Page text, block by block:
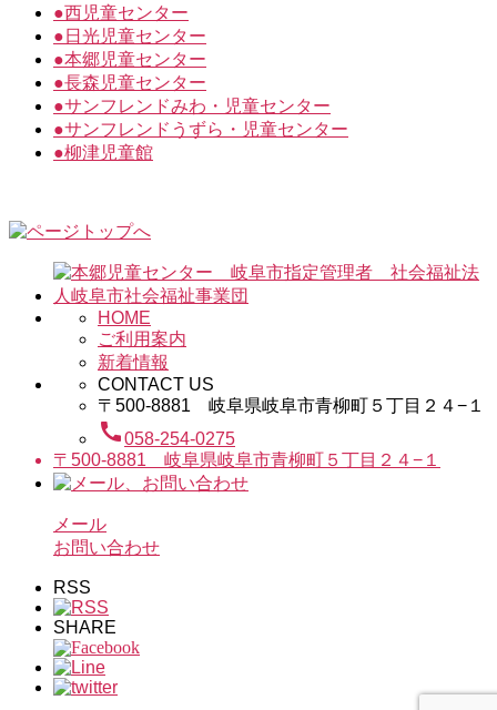
●西児童センター
● 日光児童センター
●本郷児童センター
●長森児童センター
●サンフレンドみわ・児童センター
●サンフレンドうずら・児童センター
●柳津児童館
HOME
ご利用案内
新着情報
CONTACT US
〒500-8881 岐阜県岐阜市青柳町５丁目２４−１
call058-254-0275
〒500-8881 岐阜県岐阜市青柳町５丁目２４−１
メール
お問い合わせ
RSS
SHARE